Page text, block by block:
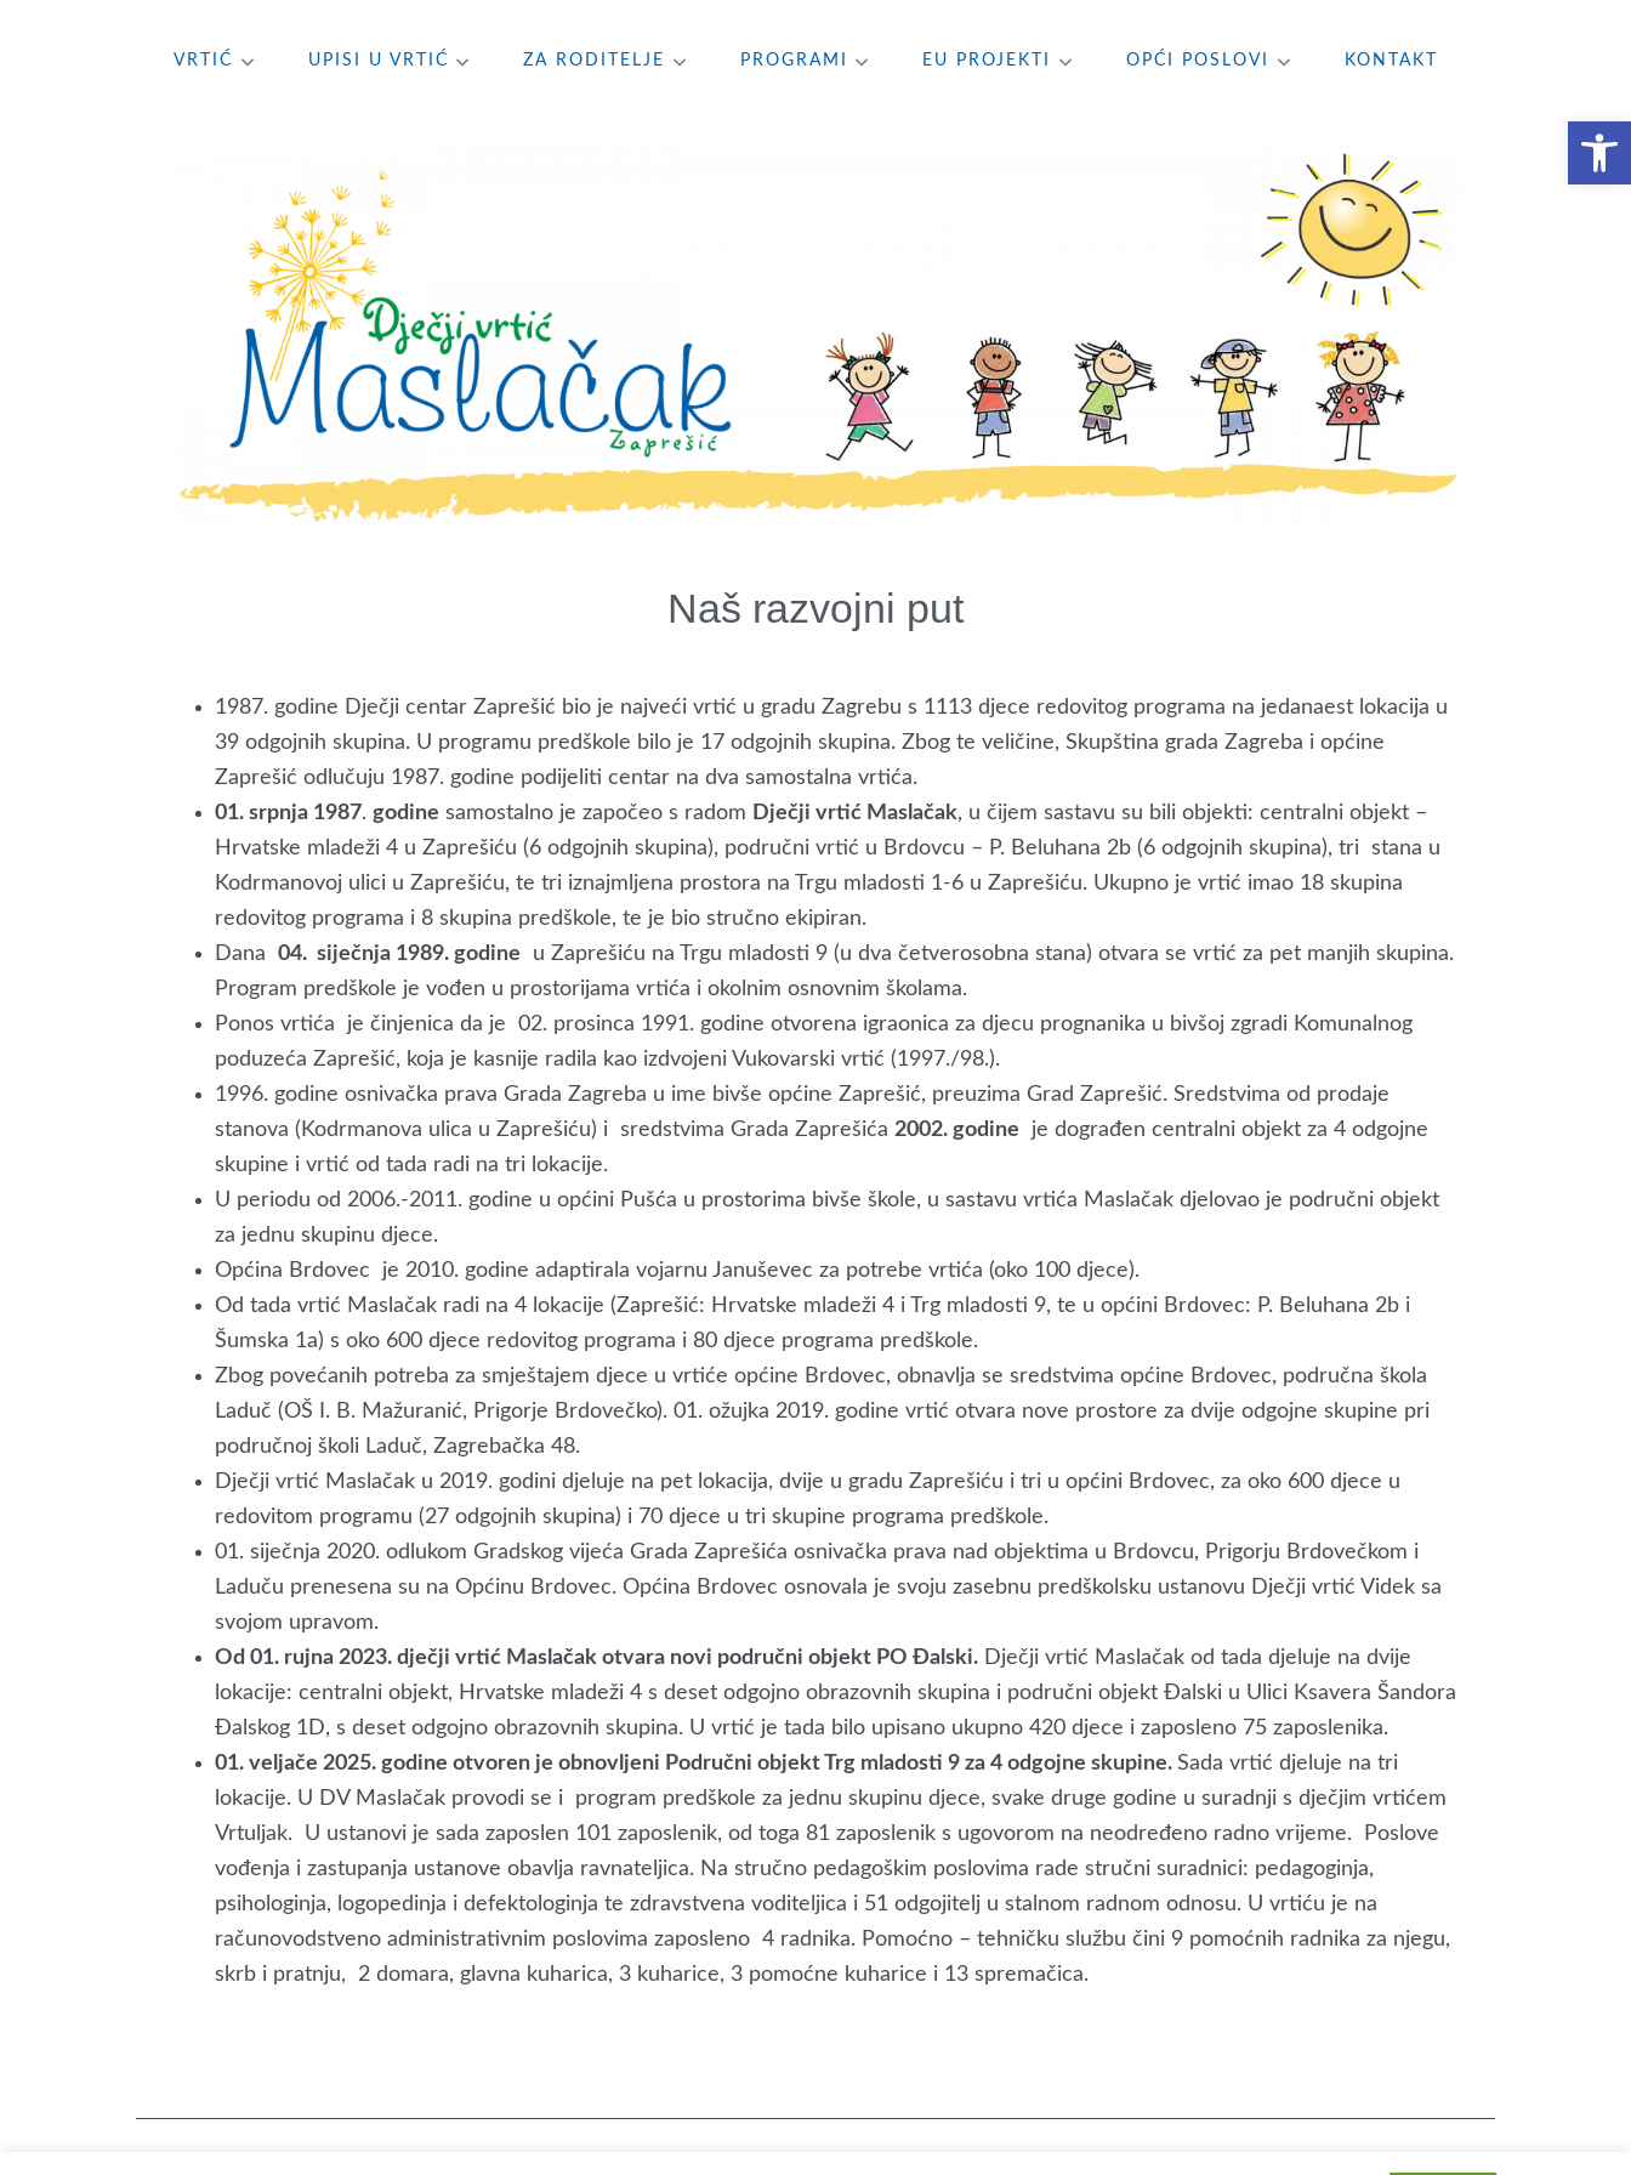
Open toolbar
VRTIĆ UPISI U VRTIĆ ZA RODITELJE PROGRAMI EU PROJEKTI OPĆI POSLOVI KONTAKT
Naš razvojni put
1987. godine Dječji centar Zaprešić bio je najveći vrtić u gradu Zagrebu s 1113 djece redovitog programa na jedanaest lokacija u
39 odgojnih skupina. U programu predškole bilo je 17 odgojnih skupina. Zbog te veličine, Skupština grada Zagreba i općine
Zaprešić odlučuju 1987. godine podijeliti centar na dva samostalna vrtića.
01. srpnja 1987. godine samostalno je započeo s radom Dječji vrtić Maslačak, u čijem sastavu su bili objekti: centralni objekt –
Hrvatske mladeži 4 u Zaprešiću (6 odgojnih skupina), područni vrtić u Brdovcu – P. Beluhana 2b (6 odgojnih skupina), tri stana u
Kodrmanovoj ulici u Zaprešiću, te tri iznajmljena prostora na Trgu mladosti 1-6 u Zaprešiću. Ukupno je vrtić imao 18 skupina
redovitog programa i 8 skupina predškole, te je bio stručno ekipiran.
Dana 04. siječnja 1989. godine u Zaprešiću na Trgu mladosti 9 (u dva četverosobna stana) otvara se vrtić za pet manjih skupina.
Program predškole je vođen u prostorijama vrtića i okolnim osnovnim školama.
Ponos vrtića je činjenica da je 02. prosinca 1991. godine otvorena igraonica za djecu prognanika u bivšoj zgradi Komunalnog
poduzeća Zaprešić, koja je kasnije radila kao izdvojeni Vukovarski vrtić (1997./98.).
1996. godine osnivačka prava Grada Zagreba u ime bivše općine Zaprešić, preuzima Grad Zaprešić. Sredstvima od prodaje
stanova (Kodrmanova ulica u Zaprešiću) i sredstvima Grada Zaprešića 2002. godine je dograđen centralni objekt za 4 odgojne
skupine i vrtić od tada radi na tri lokacije.
U periodu od 2006.-2011. godine u općini Pušća u prostorima bivše škole, u sastavu vrtića Maslačak djelovao je područni objekt
za jednu skupinu djece.
Općina Brdovec je 2010. godine adaptirala vojarnu Januševec za potrebe vrtića (oko 100 djece).
Od tada vrtić Maslačak radi na 4 lokacije (Zaprešić: Hrvatske mladeži 4 i Trg mladosti 9, te u općini Brdovec: P. Beluhana 2b i
Šumska 1a) s oko 600 djece redovitog programa i 80 djece programa predškole.
Zbog povećanih potreba za smještajem djece u vrtiće općine Brdovec, obnavlja se sredstvima općine Brdovec, područna škola
Laduč (OŠ I. B. Mažuranić, Prigorje Brdovečko). 01. ožujka 2019. godine vrtić otvara nove prostore za dvije odgojne skupine pri
područnoj školi Laduč, Zagrebačka 48.
Dječji vrtić Maslačak u 2019. godini djeluje na pet lokacija, dvije u gradu Zaprešiću i tri u općini Brdovec, za oko 600 djece u
redovitom programu (27 odgojnih skupina) i 70 djece u tri skupine programa predškole.
01. siječnja 2020. odlukom Gradskog vijeća Grada Zaprešića osnivačka prava nad objektima u Brdovcu, Prigorju Brdovečkom i
Laduču prenesena su na Općinu Brdovec. Općina Brdovec osnovala je svoju zasebnu predškolsku ustanovu Dječji vrtić Videk sa
svojom upravom.
Od 01. rujna 2023. dječji vrtić Maslačak otvara novi područni objekt PO Đalski. Dječji vrtić Maslačak od tada djeluje na dvije
lokacije: centralni objekt, Hrvatske mladeži 4 s deset odgojno obrazovnih skupina i područni objekt Đalski u Ulici Ksavera Šandora
Đalskog 1D, s deset odgojno obrazovnih skupina. U vrtić je tada bilo upisano ukupno 420 djece i zaposleno 75 zaposlenika.
01. veljače 2025. godine otvoren je obnovljeni Područni objekt Trg mladosti 9 za 4 odgojne skupine. Sada vrtić djeluje na tri
lokacije. U DV Maslačak provodi se i program predškole za jednu skupinu djece, svake druge godine u suradnji s dječjim vrtićem
Vrtuljak. U ustanovi je sada zaposlen 101 zaposlenik, od toga 81 zaposlenik s ugovorom na neodređeno radno vrijeme. Poslove
vođenja i zastupanja ustanove obavlja ravnateljica. Na stručno pedagoškim poslovima rade stručni suradnici: pedagoginja,
psihologinja, logopedinja i defektologinja te zdravstvena voditeljica i 51 odgojitelj u stalnom radnom odnosu. U vrtiću je na
računovodstveno administrativnim poslovima zaposleno 4 radnika. Pomoćno – tehničku službu čini 9 pomoćnih radnika za njegu,
skrb i pratnju, 2 domara, glavna kuharica, 3 kuharice, 3 pomoćne kuharice i 13 spremačica.